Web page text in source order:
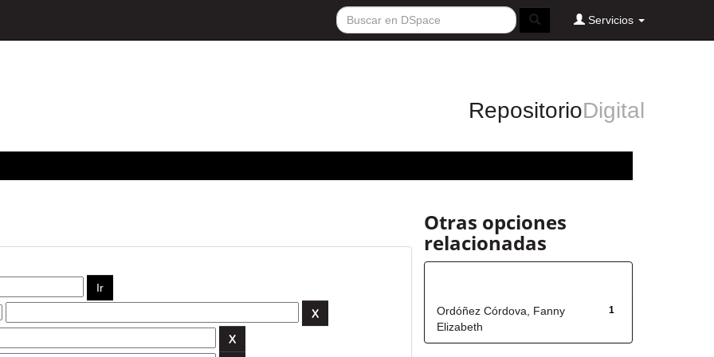
Servicios
RepositorioDigital
Otras opciones
relacionadas
1
Ordóñez Córdova, Fanny
Elizabeth